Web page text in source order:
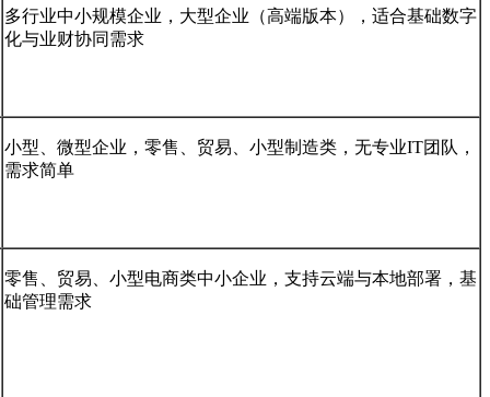
多行业中小规模企业，大型企业（高端版本），适合基础数字
化与业财协同需求
小型、微型企业，零售、贸易、小型制造类，无专业IT团队，
需求简单
零售、贸易、小型电商类中小企业，支持云端与本地部署，基
础管理需求